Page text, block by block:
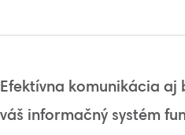
Efektívna komunikácia aj
váš informačný systém